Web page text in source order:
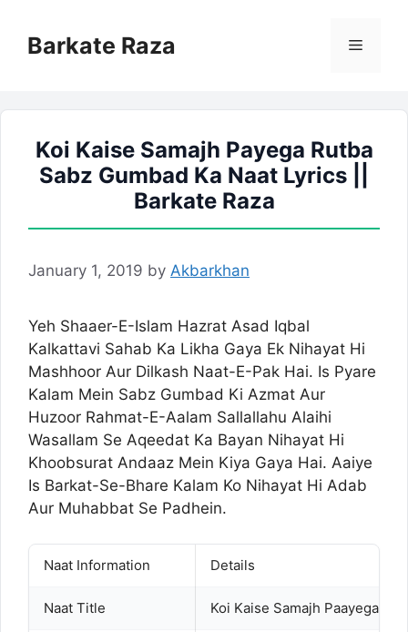
contentBarkate Raza Menu
Koi Kaise Samajh Payega Rutba
Sabz Gumbad Ka Naat Lyrics ||
Barkate Raza
January 1, 2019 by Akbarkhan
Yeh Shaaer-E-Islam Hazrat Asad Iqbal
Kalkattavi Sahab Ka Likha Gaya Ek Nihayat Hi
Mashhoor Aur Dilkash Naat-E-Pak Hai. Is Pyare
Kalam Mein Sabz Gumbad Ki Azmat Aur
Huzoor Rahmat-E-Aalam Sallallahu Alaihi
Wasallam Se Aqeedat Ka Bayan Nihayat Hi
Khoobsurat Andaaz Mein Kiya Gaya Hai. Aaiye
Is Barkat-Se-Bhare Kalam Ko Nihayat Hi Adab
Aur Muhabbat Se Padhein.
Naat Information Details
Naat Title Koi Kaise Samajh Paayega